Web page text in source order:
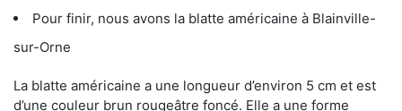
Pour finir, nous avons la blatte américaine à Blainville-
sur-Orne
La blatte américaine a une longueur d’environ 5 cm et est
d’une couleur brun rougeâtre foncé. Elle a une forme